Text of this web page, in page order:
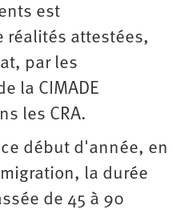
est
réalités attestées,
par les
la CIMADE
les CRA.
début d'année, en
la durée
de 45 à 90